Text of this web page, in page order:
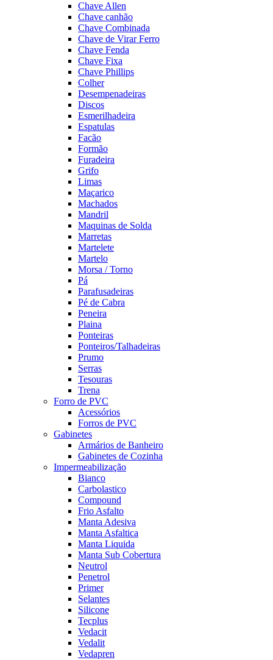
Chave Allen
Chave canhão
Chave Combinada
Chave de Virar Ferro
Chave Fenda
Chave Fixa
Chave Phillips
Colher
Desempenadeiras
Discos
Esmerilhadeira
Espatulas
Facão
Formão
Furadeira
Grifo
Limas
Maçarico
Machados
Mandril
Maquinas de Solda
Marretas
Martelete
Martelo
Morsa / Torno
Pá
Parafusadeiras
Pé de Cabra
Peneira
Plaina
Ponteiras
Ponteiros/Talhadeiras
Prumo
Serras
Tesouras
Trena
Forro de PVC
Acessórios
Forros de PVC
Gabinetes
Armários de Banheiro
Gabinetes de Cozinha
Impermeabilização
Bianco
Carbolastico
Compound
Frio Asfalto
Manta Adesiva
Manta Asfaltica
Manta Liquida
Manta Sub Cobertura
Neutrol
Penetrol
Primer
Selantes
Silicone
Tecplus
Vedacit
Vedalit
Vedapren